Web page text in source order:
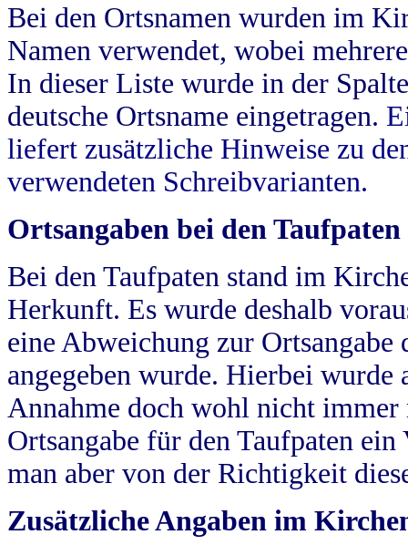
Bei den Ortsnamen wurden im
Namen verwendet, wobei
In dieser Liste wurde in der
deutsche Ortsname eingetragen.
liefert zusätzliche Hinweise zu
verwendeten Schreibvarianten.
Ortsangaben bei den Taufpaten
Bei den Taufpaten stand im
Herkunft. Es wurde deshalb
eine Abweichung zur
angegeben wurde. Hierbei wurde
Annahme doch wohl nicht
Ortsangabe für den Taufpaten
man aber von der Richtigkeit
Zusätzliche Angaben im